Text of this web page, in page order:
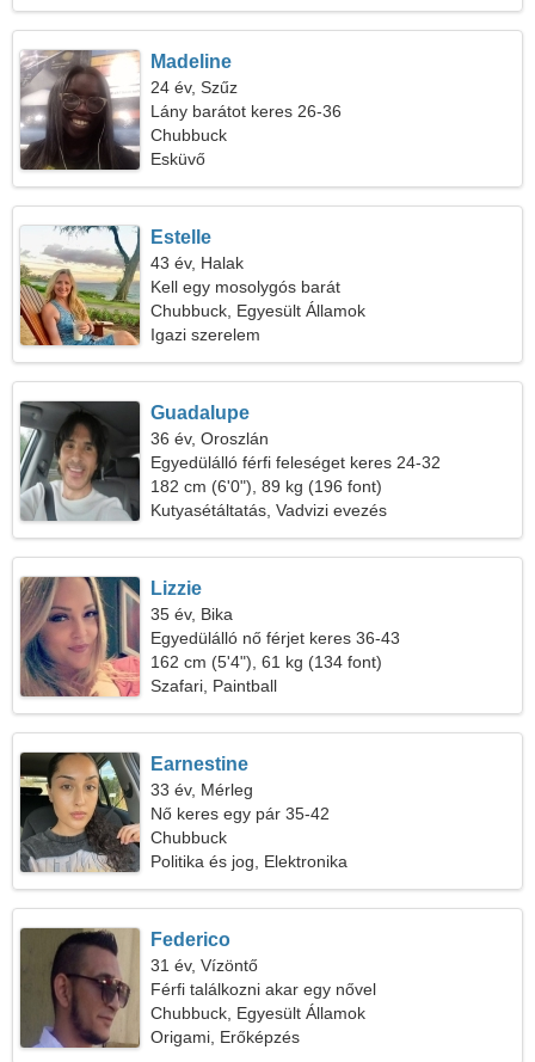
Madeline
24 év, Szűz
Lány barátot keres 26-36
Chubbuck
Esküvő
Estelle
43 év, Halak
Kell egy mosolygós barát
Chubbuck, Egyesült Államok
Igazi szerelem
Guadalupe
36 év, Oroszlán
Egyedülálló férfi feleséget keres 24-32
182 cm (6'0"), 89 kg (196 font)
Kutyasétáltatás, Vadvizi evezés
Lizzie
35 év, Bika
Egyedülálló nő férjet keres 36-43
162 cm (5'4"), 61 kg (134 font)
Szafari, Paintball
Earnestine
33 év, Mérleg
Nő keres egy pár 35-42
Chubbuck
Politika és jog, Elektronika
Federico
31 év, Vízöntő
Férfi találkozni akar egy nővel
Chubbuck, Egyesült Államok
Origami, Erőképzés